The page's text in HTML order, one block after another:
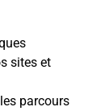
sites et
parcours